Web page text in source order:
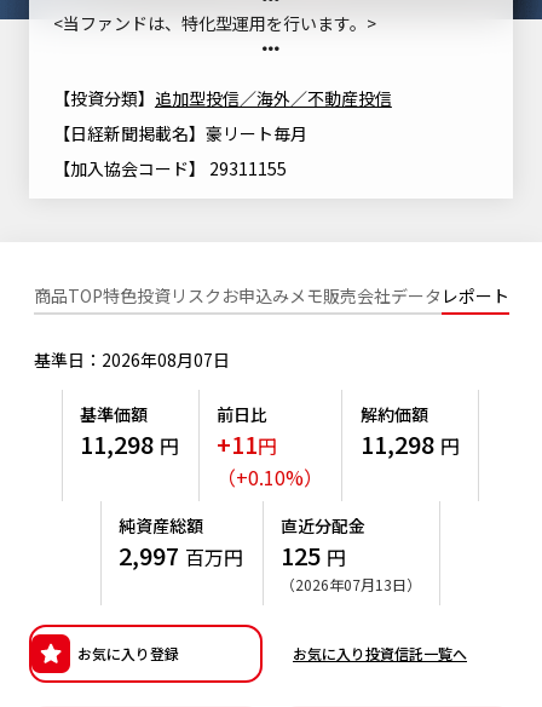
ちょこっと3分！ファンドシアター
リーズ
確定拠出年金について
確定拠出年金制度について
確定拠出年金での商品の選び方について
確定拠出年金 基準価額一覧
コラム
Nダイレクト
資産形成サポート
NAMシティ
よくあるご質問
投資の教室
サステナビリティ経営
トップメッセージ
特別対談
サステナビリティ推進体制
サステナビリティレポート
サステナブル投資
日本版スチュワードシップ・コードへの対応
ESGへの取り組み
議決権行使について
ニッセイアセットについてTOP
会社情報
プレスリリース
採用情報
最新情報 法人のお客さま
採用情報
資産形成はじめるなら
<当ファンドは、特化型運用を行います。>
【投資分類】 追加型投信／海外／不動産投信
【日経新聞掲載名】豪リート毎月
【加入協会コード】 29311155
商品TOP特色投資リスク お申込みメモ販売会社データ レポート
基準日：2026年08月07日
基準価額
11,298 円
前日比
+11円
（+0.10%）
解約価額
11,298 円
純資産総額
2,997 百万円
直近分配金
125 円
（2026年07月13日）
お気に入り登録 お気に入り投資信託一覧へ